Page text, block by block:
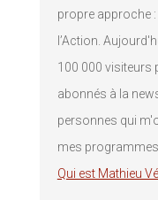
propre approche
l’Action.
100 000 visiteurs
abonnés à la
personnes qui
mes
Qui est Mathieu